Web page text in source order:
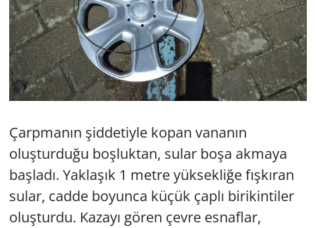
Çarpmanın şiddetiyle kopan vananın
oluşturduğu boşluktan, sular boşa akmaya
başladı. Yaklaşık 1 metre yüksekliğe fışkıran
sular, cadde boyunca küçük çaplı birikintiler
oluşturdu. Kazayı gören çevre esnaflar,